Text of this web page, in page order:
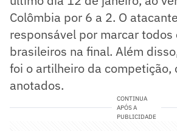
Colômbia por 6 a 2. O
responsável por marcar todos
brasileiros na final. Além
foi o artilheiro da competição,
anotados.
CONTINUA
APÓS A
PUBLICIDADE